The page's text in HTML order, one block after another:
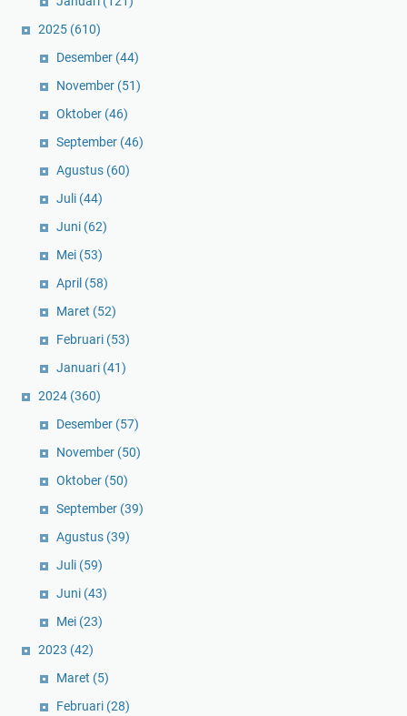
2025 (610)
Desember (44)
November (51)
Oktober (46)
September (46)
Agustus (60)
Juli (44)
Juni (62)
Mei (53)
April (58)
Maret (52)
Februari (53)
Januari (41)
2024 (360)
Desember (57)
November (50)
Oktober (50)
September (39)
Agustus (39)
Juli (59)
Juni (43)
Mei (23)
2023 (42)
Maret (5)
Februari (28)